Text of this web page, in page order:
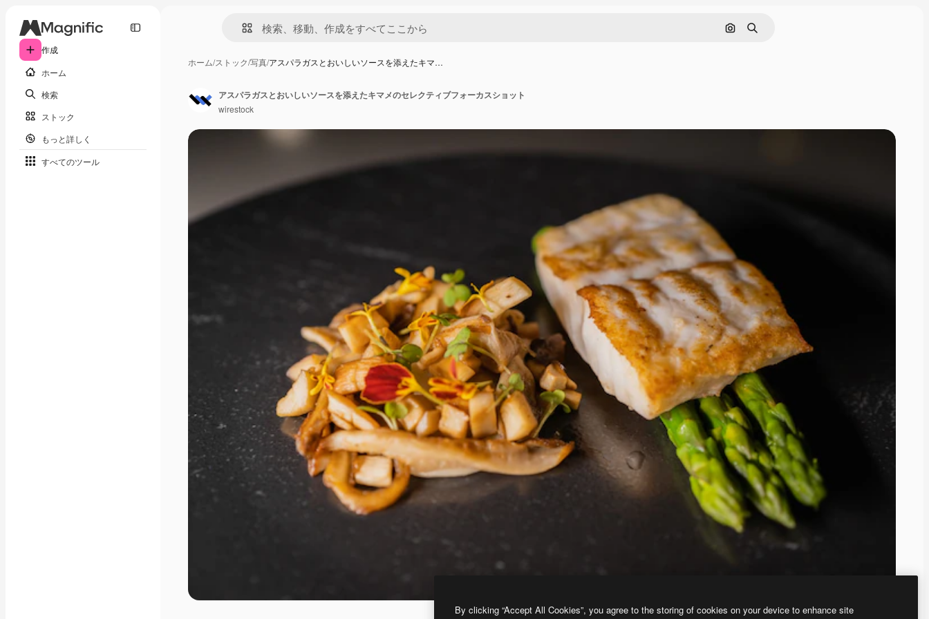
作成
ホーム
検索
ストック
もっと詳しく
すべてのツール
画像で検索
検索
ホーム/ストック/写真/アスパラガスとおいしいソースを添えたキマ…
アスパラガスとおいしいソースを添えたキマメのセレクティブフォーカスショット
wirestock
By clicking “Accept All Cookies”, you agree to the storing of cookies on your device to enhance site